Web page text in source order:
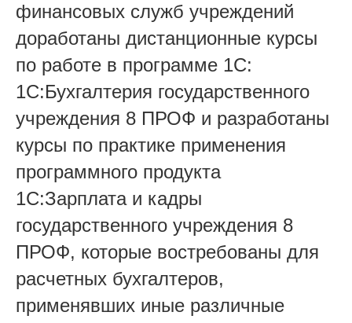
финансовых служб учреждений
доработаны дистанционные курсы
по работе в программе 1С:
1С:Бухгалтерия государственного
учреждения 8 ПРОФ и разработаны
курсы по практике применения
программного продукта
1С:Зарплата и кадры
государственного учреждения 8
ПРОФ, которые востребованы для
расчетных бухгалтеров,
применявших иные различные